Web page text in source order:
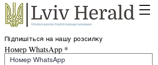
Підпишіться на нашу розсилку
Номер WhatsApp